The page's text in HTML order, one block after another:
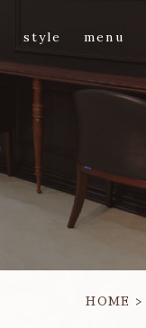
style menu
HOME